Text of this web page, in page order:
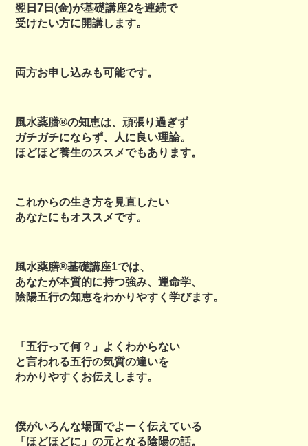
翌日7日(金)が基礎講座2を連続で
受けたい方に開講します。
両方お申し込みも可能です。
風水薬膳®︎の知恵は、頑張り過ぎず
ガチガチにならず、人に良い理論。
ほどほど養生のススメでもあります。
これからの生き方を見直したい
あなたにもオススメです。
風水薬膳®︎基礎講座1では、
あなたが本質的に持つ強み、運命学、
陰陽五行の知恵をわかりやすく学びます。
「五行って何？」よくわからない
と言われる五行の気質の違いを
わかりやすくお伝えします。
僕がいろんな場面でよーく伝えている
「ほどほどに」の元となる陰陽の話。